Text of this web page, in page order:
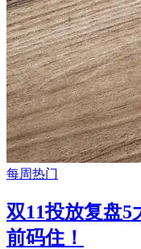
每周热门
双11投放复盘5
前码住！